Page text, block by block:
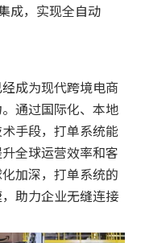
成，实现全自动
成为现代跨境电商
通过国际化、本地
手段，打单系统能
全球运营效率和客
加深，打单系统的
助力企业无缝连接